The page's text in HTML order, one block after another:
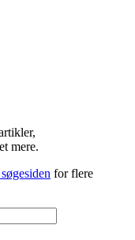
mere.
for flere